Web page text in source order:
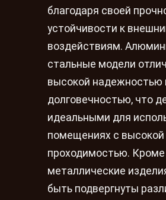
благодаря своей
устойчивости к
воздействиям.
стальные модели
высокой надежностью
долговечностью, что
идеальными для
помещениях с высокой
проходимостью. Кроме
металлические
быть подвергнуты